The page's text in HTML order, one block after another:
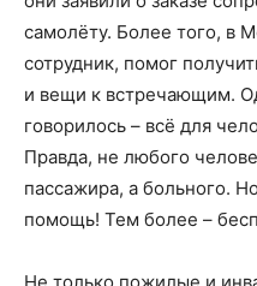
самолёту. Более того, в
сотрудник, помог
и вещи к встречающим.
говорилось – всё для
Правда, не любого
пассажира, а больного.
помощь! Тем более –